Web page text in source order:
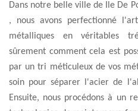
Dans notre belle ville de Ile De
, nous avons perfectionné
métalliques en véritables
sûrement comment cela est
par un tri méticuleux de vos
soin pour séparer l'acier de
Ensuite, nous procédons à un